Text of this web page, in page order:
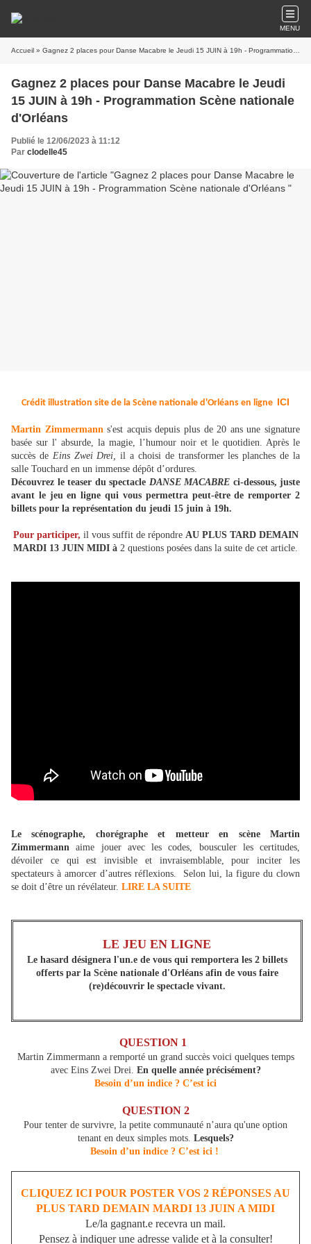
MENU
Accueil » Gagnez 2 places pour Danse Macabre le Jeudi 15 JUIN à 19h - Programmation Scène nationale d'Orléans
Gagnez 2 places pour Danse Macabre le Jeudi
15 JUIN à 19h - Programmation Scène nationale
d'Orléans
Publié le 12/06/2023 à 11:12
Par clodelle45
Crédit illustration site de la Scène nationale d'Orléans en ligne ICI
Martin Zimmermanns'est acquis depuis plus de 20 ans une signature
basée sur l' absurde, la magie, l’humour noir et le quotidien. Après le
succès de Eins Zwei Drei, il a choisi de transformer les planches de la
salle Touchard en un immense dépôt d’ordures.
Découvrez le teaser du spectacle DANSE MACABRE ci-dessous, juste
avant le jeu en ligne qui vous permettra peut-être de remporter 2
billets pour la représentation du jeudi 15 juin à 19h.
Pour participer, il vous suffit de répondre AU PLUS TARD DEMAIN
MARDI 13 JUIN MIDI à 2 questions posées dans la suite de cet article.
Le scénographe, chorégraphe et metteur en scène Martin
Zimmermannaime jouer avec les codes, bousculer les certitudes,
dévoiler ce qui est invisible et invraisemblable, pour inciter les
spectateurs à amorcer d’autres réflexions. Selon lui, la figure du clown
se doit d’être un révélateur. LIRE LA SUITE
LE JEU EN LIGNE
Le hasard désignera l'un.e de vous qui remportera les 2 billets
offerts par la Scène nationale d'Orléans afin de vous faire
(re)découvrir le spectacle vivant.
QUESTION 1
Martin Zimmermann a remporté un grand succès voici quelques temps
avec Eins Zwei Drei. En quelle année précisément?
Besoin d’un indice ? C’est ici
QUESTION 2
Pour tenter de survivre, la petite communauté n’aura qu'une option
tenant en deux simples mots. Lesquels?
Besoin d’un indice ? C’est ici !
CLIQUEZ ICI POUR POSTER VOS 2 RÉPONSES AU
PLUS TARD DEMAIN MARDI 13 JUIN A MIDI
Le/la gagnant.e recevra un mail.
Pensez à indiquer une adresse valide et à la consulter!